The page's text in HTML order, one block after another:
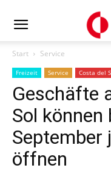
Start Service
Freizeit Service Costa del
Geschäfte
Sol können
September
öffnen